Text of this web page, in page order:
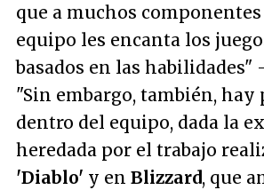
que a muchos
equipo les encanta los
basados en las habilidades"
"Sin embargo, también, hay
dentro del equipo, dada la
heredada por el trabajo
'Diablo' y en Blizzard, que